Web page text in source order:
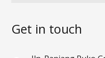
Get in touch